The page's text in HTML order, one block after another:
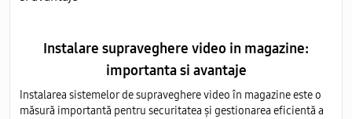
Instalare supraveghere video in magazine:
importanta si avantaje
Instalarea sistemelor de supraveghere video în magazine este o
măsură importantă pentru securitatea și gestionarea eficientă a